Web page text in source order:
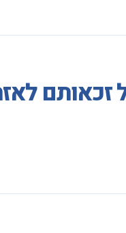
זכאותם